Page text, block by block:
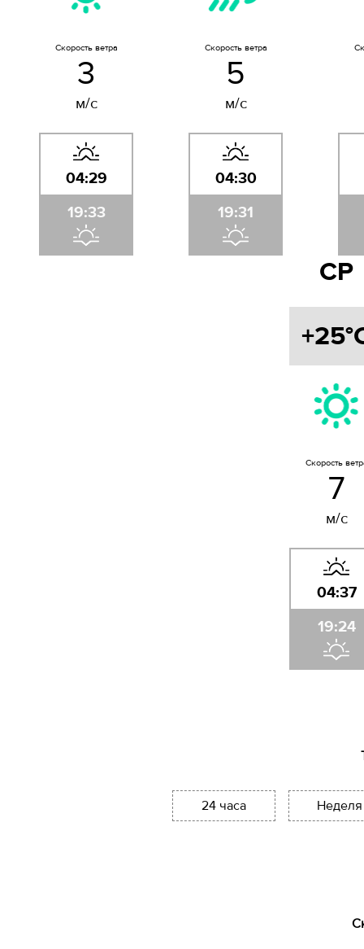
Скорость ветра
3
м/с
04:29
19:33
Скорость ветра
5
м/с
04:30
19:31
СР
Скорость
7
м/с
04:37
19:24
24 часа Неделя